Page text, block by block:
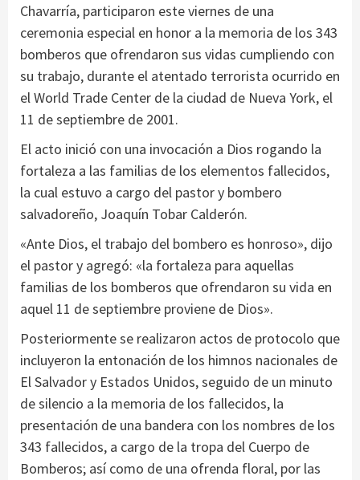
Chavarría, participaron este viernes de una
ceremonia especial en honor a la memoria de los 343
bomberos que ofrendaron sus vidas cumpliendo con
su trabajo, durante el atentado terrorista ocurrido en
el World Trade Center de la ciudad de Nueva York, el
11 de septiembre de 2001.
El acto inició con una invocación a Dios rogando la
fortaleza a las familias de los elementos fallecidos,
la cual estuvo a cargo del pastor y bombero
salvadoreño, Joaquín Tobar Calderón.
«Ante Dios, el trabajo del bombero es honroso», dijo
el pastor y agregó: «la fortaleza para aquellas
familias de los bomberos que ofrendaron su vida en
aquel 11 de septiembre proviene de Dios».
Posteriormente se realizaron actos de protocolo que
incluyeron la entonación de los himnos nacionales de
El Salvador y Estados Unidos, seguido de un minuto
de silencio a la memoria de los fallecidos, la
presentación de una bandera con los nombres de los
343 fallecidos, a cargo de la tropa del Cuerpo de
Bomberos; así como de una ofrenda floral, por las